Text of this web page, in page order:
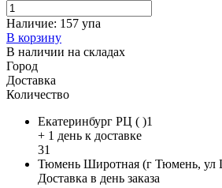
Наличие: 157 упа
В корзину
В наличии на складах
Город
Доставка
Количество
Екатеринбург РЦ ( )1
+ 1 день к доставке
31
Тюмень Широтная (г Тюмень, ул
Доставка в день заказа